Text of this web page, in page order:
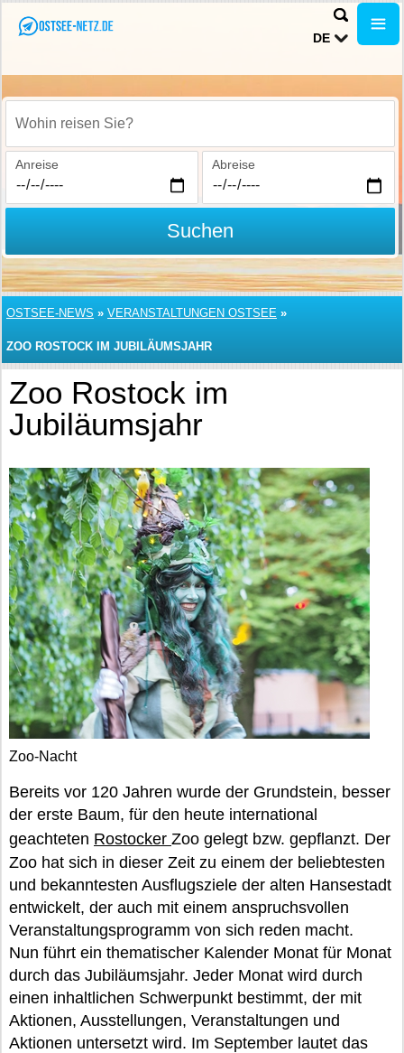
DE
Wohin reisen Sie?
Anreise Abreise
Suchen
OSTSEE-NEWS » VERANSTALTUNGEN OSTSEE »
ZOO ROSTOCK IM JUBILÄUMSJAHR
Zoo Rostock im
Jubiläumsjahr
Zoo-Nacht
Bereits vor 120 Jahren wurde der Grundstein, besser
der erste Baum, für den heute international
geachteten Rostocker Zoo gelegt bzw. gepflanzt. Der
Zoo hat sich in dieser Zeit zu einem der beliebtesten
und bekanntesten Ausflugsziele der alten Hansestadt
entwickelt, der auch mit einem anspruchsvollen
Veranstaltungsprogramm von sich reden macht.
Nun führt ein thematischer Kalender Monat für Monat
durch das Jubiläumsjahr. Jeder Monat wird durch
einen inhaltlichen Schwerpunkt bestimmt, der mit
Aktionen, Ausstellungen, Veranstaltungen und
Aktionen untersetzt wird. Im September lautet das